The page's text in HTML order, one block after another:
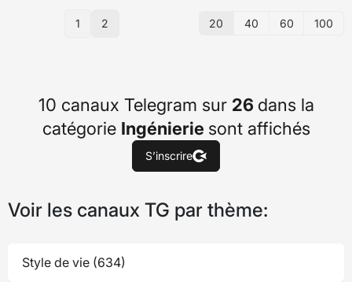
1 2 20 40 60 100
10 canaux Telegram sur 26 dans la
catégorie Ingénierie sont affichés
S’inscrire
Voir les canaux TG par thème:
Style de vie (634)